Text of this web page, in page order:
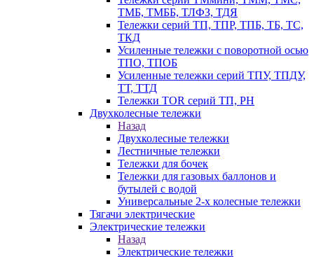
ТМБ, ТМББ, ТЛФЗ, ТДЯ
Тележки серий ТП, ТПР, ТПБ, ТБ, ТС,
ТКД
Усиленные тележки с поворотной осью
ТПО, ТПОБ
Усиленные тележки серий ТПУ, ТПДУ,
ТТ, ТТД
Тележки TOR серий ТП, PH
Двухколесные тележки
Назад
Двухколесные тележки
Лестничные тележки
Тележки для бочек
Тележки для газовых баллонов и
бутылей с водой
Универсальные 2-х колесные тележки
Тягачи электрические
Электрические тележки
Назад
Электрические тележки